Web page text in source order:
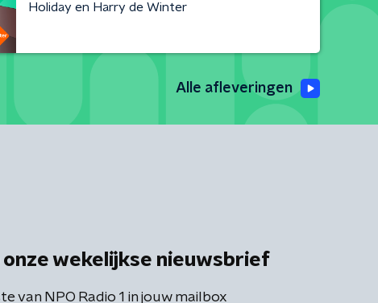
Holiday en Harry de Winter
Alle afleveringen
onze wekelijkse nieuwsbrief
van NPO Radio 1 in jouw mailbox